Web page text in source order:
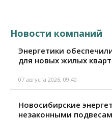
Новости компаний
Энергетики
для новых жилых
07 августа 2026, 09:40
Новосибирские
незаконными